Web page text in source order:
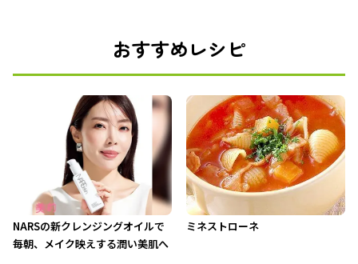
おすすめレシピ
NARSの新クレンジングオイルで
毎朝、メイク映えする潤い美肌へ
ミネストローネ